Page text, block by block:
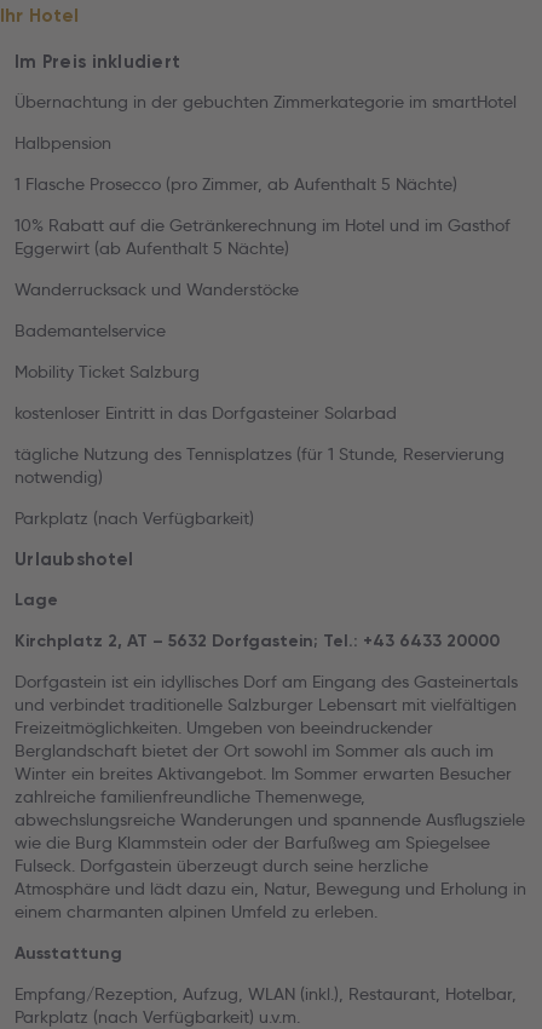
Ihr Hotel
Im Preis inkludiert
Übernachtung in der gebuchten Zimmerkategorie im smartHotel
Halbpension
1 Flasche Prosecco (pro Zimmer, ab Aufenthalt 5 Nächte)
10% Rabatt auf die Getränkerechnung im Hotel und im Gasthof
Eggerwirt (ab Aufenthalt 5 Nächte)
Wanderrucksack und Wanderstöcke
Bademantelservice
Mobility Ticket Salzburg
kostenloser Eintritt in das Dorfgasteiner Solarbad
tägliche Nutzung des Tennisplatzes (für 1 Stunde, Reservierung
notwendig)
Parkplatz (nach Verfügbarkeit)
Urlaubshotel
Lage
Kirchplatz 2, AT – 5632 Dorfgastein; Tel.: +43 6433 20000
Dorfgastein ist ein idyllisches Dorf am Eingang des Gasteinertals
und verbindet traditionelle Salzburger Lebensart mit vielfältigen
Freizeitmöglichkeiten. Umgeben von beeindruckender
Berglandschaft bietet der Ort sowohl im Sommer als auch im
Winter ein breites Aktivangebot. Im Sommer erwarten Besucher
zahlreiche familienfreundliche Themenwege,
abwechslungsreiche Wanderungen und spannende Ausflugsziele
wie die Burg Klammstein oder der Barfußweg am Spiegelsee
Fulseck. Dorfgastein überzeugt durch seine herzliche
Atmosphäre und lädt dazu ein, Natur, Bewegung und Erholung in
einem charmanten alpinen Umfeld zu erleben.
Ausstattung
Empfang/Rezeption, Aufzug, WLAN (inkl.), Restaurant, Hotelbar,
Parkplatz (nach Verfügbarkeit) u.v.m.